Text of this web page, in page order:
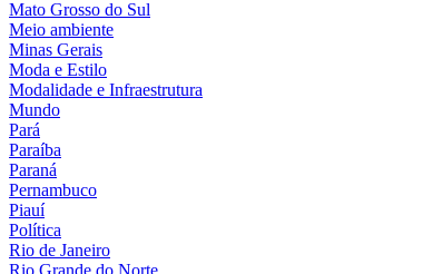
Mato Grosso do Sul
Meio ambiente
Minas Gerais
Moda e Estilo
Modalidade e Infraestrutura
Mundo
Pará
Paraíba
Paraná
Pernambuco
Piauí
Política
Rio de Janeiro
Rio Grande do Norte